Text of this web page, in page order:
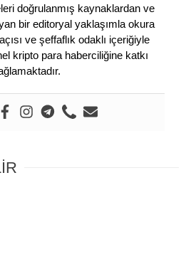
doğrulanmış kaynaklardan ve
bir editoryal yaklaşımla okura
ve şeffaflık odaklı içeriğiyle
kripto para haberciliğine katkı